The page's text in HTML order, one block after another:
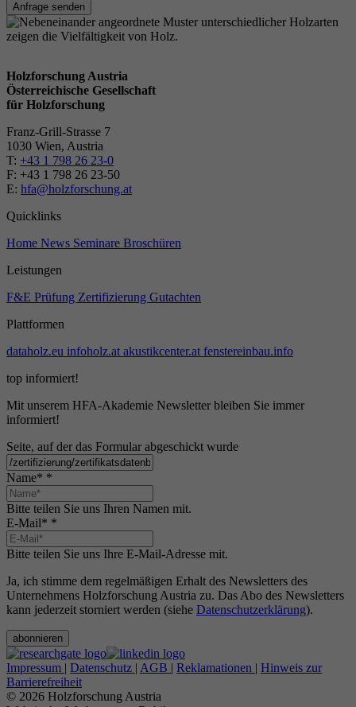
Anfrage senden
Holzforschung Austria
Österreichische Gesellschaft
für Holzforschung
Franz-Grill-Strasse 7
1030 Wien, Austria
T: +43 1 798 26 23-0
​​F: +43 1 798 26 23-50
E: hfa@holzforschung.at
Quicklinks
Home News Seminare Broschüren
Leistungen
F&E Prüfung Zertifizierung Gutachten
Plattformen
dataholz.eu infoholz.at akustikcenter.at fenstereinbau.info
top informiert!
Mit unserem HFA-Akademie Newsletter bleiben Sie immer
informiert!
Seite, auf der das Formular abgeschickt wurde
Name* *
Bitte teilen Sie uns Ihren Namen mit.
E-Mail* *
Bitte teilen Sie uns Ihre E-Mail-Adresse mit.
Ja, ich stimme dem regelmäßigen Erhalt des Newsletters des
Unternehmens Holzforschung Austria zu. Das Abo des Newsletters
kann jederzeit storniert werden (siehe Datenschutzerklärung).
abonnieren
Impressum | Datenschutz | AGB | Reklamationen | Hinweis zur
Barrierefreiheit
© 2026 Holzforschung Austria